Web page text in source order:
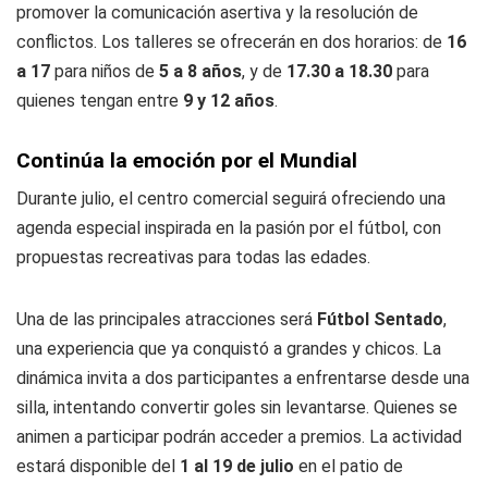
promover la comunicación asertiva y la resolución de
conflictos. Los talleres se ofrecerán en dos horarios: de 16
a 17 para niños de 5 a 8 años, y de 17.30 a 18.30 para
quienes tengan entre 9 y 12 años.
Continúa la emoción por el Mundial
Durante julio, el centro comercial seguirá ofreciendo una
agenda especial inspirada en la pasión por el fútbol, con
propuestas recreativas para todas las edades.
Una de las principales atracciones será Fútbol Sentado,
una experiencia que ya conquistó a grandes y chicos. La
dinámica invita a dos participantes a enfrentarse desde una
silla, intentando convertir goles sin levantarse. Quienes se
animen a participar podrán acceder a premios. La actividad
estará disponible del 1 al 19 de julio en el patio de